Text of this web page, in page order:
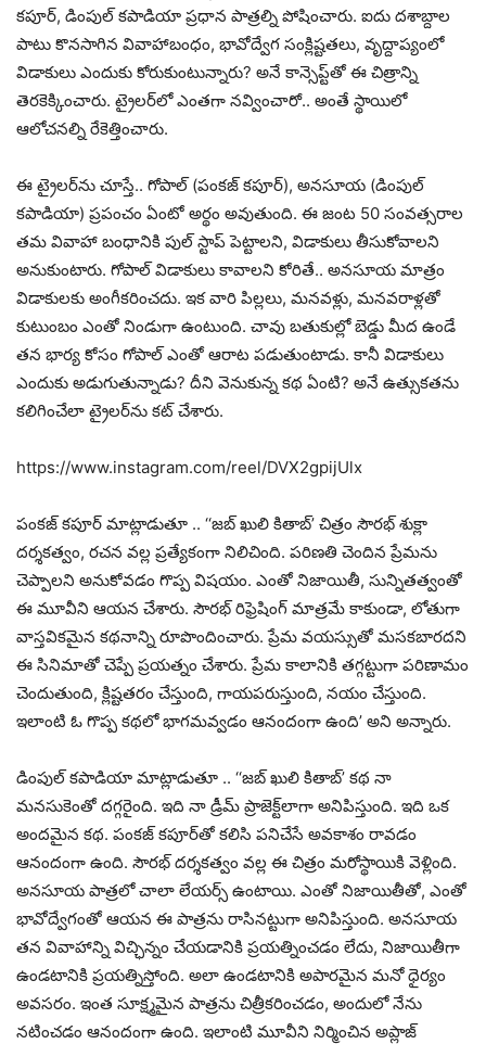
కపూర్, డింపుల్ కపాడియా ప్రధాన పాత్రల్ని పోషించారు. ఐదు దశాబ్దాల
పాటు కొనసాగిన వివాహాబంధం, భావోద్వేగ సంక్లిష్టతలు, వృద్దాప్యంలో
విడాకులు ఎందుకు కోరుకుంటున్నారు? అనే కాన్సెప్ట్‌తో ఈ చిత్రాన్ని
తెరకెక్కించారు. ట్రైలర్‌లో ఎంతగా నవ్వించారో.. అంతే స్థాయిలో
ఆలోచనల్ని రేకెత్తించారు.
ఈ ట్రైలర్‌ను చూస్తే.. గోపాల్ (పంకజ్ కపూర్), అనసూయ (డింపుల్
కపాడియా) ప్రపంచం ఏంటో అర్థం అవుతుంది. ఈ జంట 50 సంవత్సరాల
తమ వివాహా బంధానికి పుల్ స్టాప్ పెట్టాలని, విడాకులు తీసుకోవాలని
అనుకుంటారు. గోపాల్ విడాకులు కావాలని కోరితే.. అనసూయ మాత్రం
విడాకులకు అంగీకరించదు. ఇక వారి పిల్లలు, మనవళ్లు, మనవరాళ్లతో
కుటుంబం ఎంతో నిండుగా ఉంటుంది. చావు బతుకుల్లో బెడ్డు మీద ఉండే
తన భార్య కోసం గోపాల్ ఎంతో ఆరాట పడుతుంటాడు. కానీ విడాకులు
ఎందుకు అడుగుతున్నాడు? దీని వెనుకున్న కథ ఏంటి? అనే ఉత్సుకతను
కలిగించేలా ట్రైలర్‌ను కట్ చేశారు.
https://www.instagram.com/reel/DVX2gpijUlx
పంకజ్ కపూర్ మాట్లాడుతూ .. ‘‘జబ్ ఖులి కితాబ్’ చిత్రం సౌరభ్ శుక్లా
దర్శకత్వం, రచన వల్ల ప్రత్యేకంగా నిలిచింది. పరిణతి చెందిన ప్రేమను
చెప్పాలని అనుకోవడం గొప్ప విషయం. ఎంతో నిజాయితీ, సున్నితత్వంతో
ఈ మూవీని ఆయన చేశారు. సౌరభ్ రిఫ్రెషింగ్ మాత్రమే కాకుండా, లోతుగా
వాస్తవికమైన కథనాన్ని రూపొందించారు. ప్రేమ వయస్సుతో మసకబారదని
ఈ సినిమాతో చెప్పే ప్రయత్నం చేశారు. ప్రేమ కాలానికి తగ్గట్టుగా పరిణామం
చెందుతుంది, క్లిష్టతరం చేస్తుంది, గాయపరుస్తుంది, నయం చేస్తుంది.
ఇలాంటి ఓ గొప్ప కథలో భాగమవ్వడం ఆనందంగా ఉంది’ అని అన్నారు.
డింపుల్ కపాడియా మాట్లాడుతూ .. ‘‘జబ్ ఖులి కితాబ్’ కథ నా
మనసుకెంతో దగ్గరైంది. ఇది నా డ్రీమ్ ప్రాజెక్ట్‌లాగా అనిపిస్తుంది. ఇది ఒక
అందమైన కథ. పంకజ్ కపూర్‌తో కలిసి పనిచేసే అవకాశం రావడం
ఆనందంగా ఉంది. సౌరభ్ దర్శకత్వం వల్ల ఈ చిత్రం మరోస్థాయికి వెళ్లింది.
అనసూయ పాత్రలో చాలా లేయర్స్ ఉంటాయి. ఎంతో నిజాయితీతో, ఎంతో
భావోద్వేగంతో ఆయన ఈ పాత్రను రాసినట్టుగా అనిపిస్తుంది. అనసూయ
తన వివాహాన్ని విచ్ఛిన్నం చేయడానికి ప్రయత్నించడం లేదు, నిజాయితీగా
ఉండటానికి ప్రయత్నిస్తోంది. అలా ఉండటానికి అపారమైన మనో ధైర్యం
అవసరం. ఇంత సూక్ష్మమైన పాత్రను చిత్రీకరించడం, అందులో నేను
నటించడం ఆనందంగా ఉంది. ఇలాంటి మూవీని నిర్మించిన అప్లాజ్